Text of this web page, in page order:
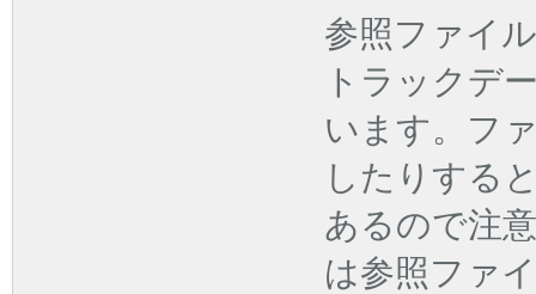
参照ファイ
トラックデ
います。フ
したりする
あるので注
は参照ファ